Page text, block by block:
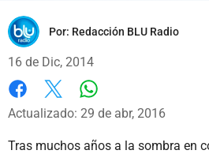
Por: Redacción BLU Radio
16 de Dic, 2014
Facebook
X
Actualizado: 29 de abr, 2016
Tras muchos años a la sombra en